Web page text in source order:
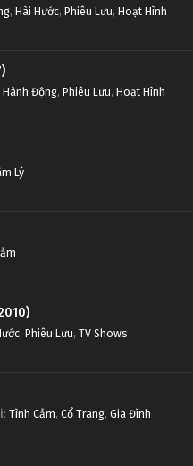
, Hài Hước, Phiêu Lưu, Hoạt Hình
Hành Động, Phiêu Lưu, Hoạt Hình
Lý
, Phiêu Lưu, TV Shows
: Tình Cảm, Cổ Trang, Gia Đình